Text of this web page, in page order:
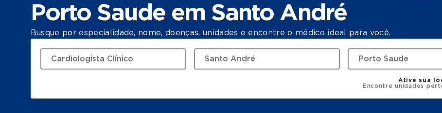
Porto Saude em Santo André
Busque por especialidade, nome, doenças, unidades e encontre o médico ideal para você.
Ative sua
Encontre unidades